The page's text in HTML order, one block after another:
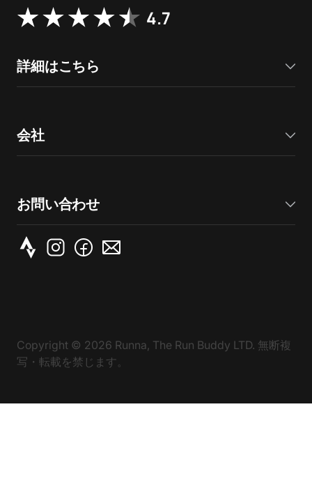
4.7
詳細はこちら
会社
お問い合わせ
Copyright © 2026 Runna, The Run Buddy LTD. 無断複
写・転載を禁じます。